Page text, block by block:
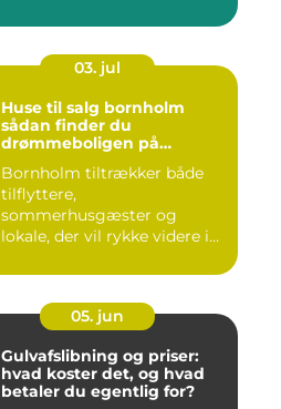
03. jul
Huse til salg bornholm
sådan finder du
drømmeboligen på
Bornholm tiltrækker både
tilflyttere,
sommerhusgæster og
lokale, der vil rykke videre i
05. jun
Gulvafslibning og priser:
hvad koster det, og hvad
betaler du egentlig for?